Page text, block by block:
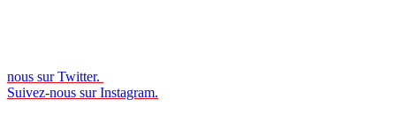
nous sur Twitter.
Suivez-nous sur Instagram.